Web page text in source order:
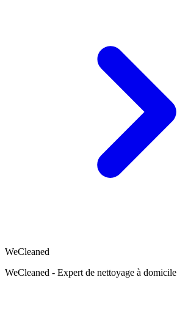
WeCleaned
WeCleaned - Expert de nettoyage à domicile